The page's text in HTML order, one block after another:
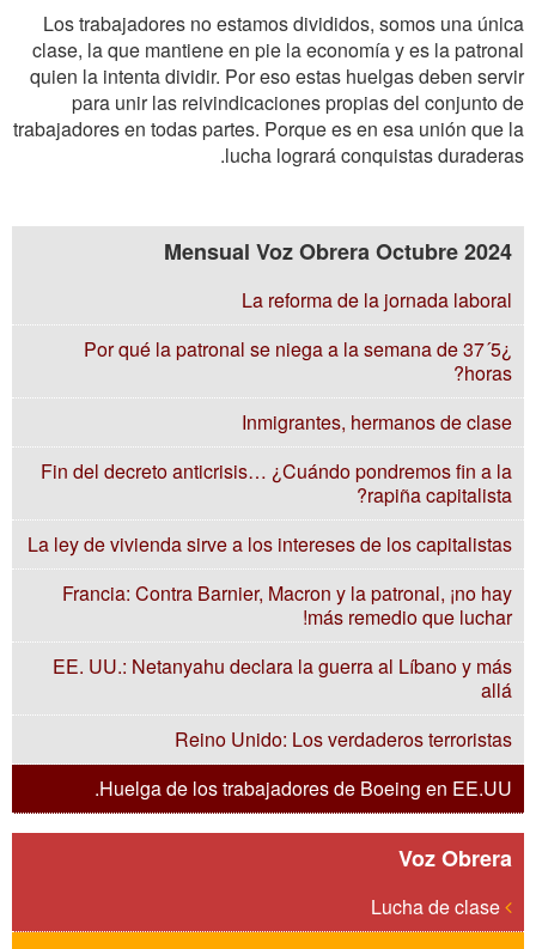
Los trabajadores no estamos divididos, somos una única
clase, la que mantiene en pie la economía y es la patronal
quien la intenta dividir. Por eso estas huelgas deben servir
para unir las reivindicaciones propias del conjunto de
trabajadores en todas partes. Porque es en esa unión que la
lucha logrará conquistas duraderas.
Mensual Voz Obrera Octubre 2024
La reforma de la jornada laboral
¿Por qué la patronal se niega a la semana de 37´5
horas?
Inmigrantes, hermanos de clase
Fin del decreto anticrisis… ¿Cuándo pondremos fin a la
rapiña capitalista?
La ley de vivienda sirve a los intereses de los capitalistas
Francia: Contra Barnier, Macron y la patronal, ¡no hay
más remedio que luchar!
EE. UU.: Netanyahu declara la guerra al Líbano y más
allá
Reino Unido: Los verdaderos terroristas
Huelga de los trabajadores de Boeing en EE.UU.
Voz Obrera